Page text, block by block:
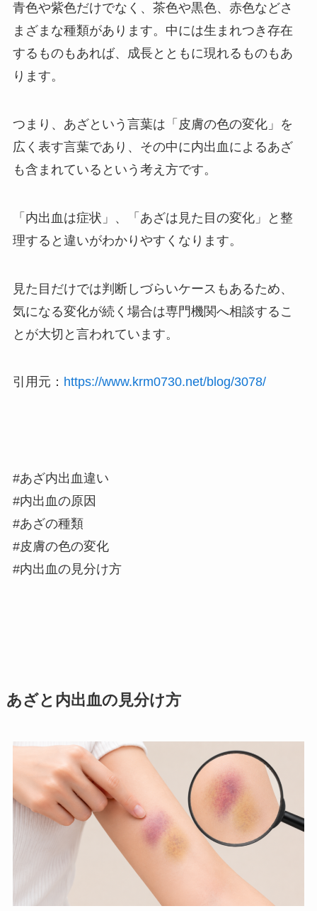
青色や紫色だけでなく、茶色や黒色、赤色などさ
まざまな種類があります。中には生まれつき存在
するものもあれば、成長とともに現れるものもあ
ります。
つまり、あざという言葉は「皮膚の色の変化」を
広く表す言葉であり、その中に内出血によるあざ
も含まれているという考え方です。
「内出血は症状」、「あざは見た目の変化」と整
理すると違いがわかりやすくなります。
見た目だけでは判断しづらいケースもあるため、
気になる変化が続く場合は専門機関へ相談するこ
とが大切と言われています。
引用元： https://www.krm0730.net/blog/3078/
#あざ内出血違い
#内出血の原因
#あざの種類
#皮膚の色の変化
#内出血の見分け方
あざと内出血の見分け方